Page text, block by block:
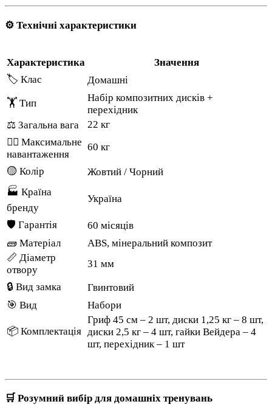
⚙️ Технічні характеристики
Характеристика
Значення
🏷️ Клас
Домашні
🏋️ Тип
Набір композитних дисків +
перехідник
⚖️ Загальна вага
22 кг
🏋️‍♂️ Максимальне
навантаження
60 кг
🟡 Колір
Жовтий / Чорний
🏭 Країна
бренду
Україна
🛡️ Гарантія
60 місяців
🧱 Матеріал
ABS, мінеральний композит
📏 Діаметр
отвору
31 мм
🔒 Вид замка
Гвинтовий
🎯 Вид
Набори
📦 Комплектація
Гриф 45 см – 2 шт, диски 1,25 кг – 8 шт,
диски 2,5 кг – 4 шт, гайки Вейдера – 4
шт, перехідник – 1 шт
🛒 Розумний вибір для домашніх тренувань